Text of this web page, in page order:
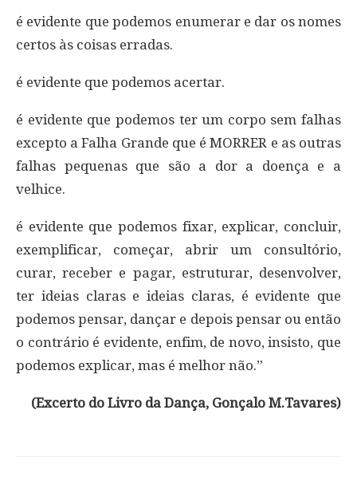
é evidente que podemos enumerar e dar os nomes
certos às coisas erradas.
é evidente que podemos acertar.
é evidente que podemos ter um corpo sem falhas
excepto a Falha Grande que é MORRER e as outras
falhas pequenas que são a dor a doença e a
velhice.
é evidente que podemos fixar, explicar, concluir,
exemplificar, começar, abrir um consultório,
curar, receber e pagar, estruturar, desenvolver,
ter ideias claras e ideias claras, é evidente que
podemos pensar, dançar e depois pensar ou então
o contrário é evidente, enfim, de novo, insisto, que
podemos explicar, mas é melhor não.”
(Excerto do Livro da Dança, Gonçalo M.Tavares)